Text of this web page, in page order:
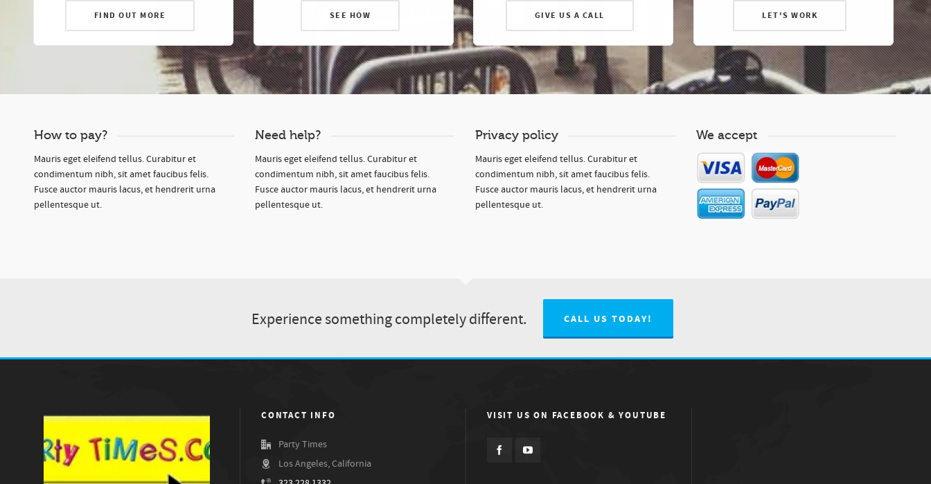
FIND OUT MORE SEE HOW GIVE US A CALL LET'S WORK
How to pay?
Mauris eget eleifend tellus. Curabitur et
condimentum nibh, sit amet faucibus felis.
Fusce auctor mauris lacus, et hendrerit urna
pellentesque ut.
Need help?
Mauris eget eleifend tellus. Curabitur et
condimentum nibh, sit amet faucibus felis.
Fusce auctor mauris lacus, et hendrerit urna
pellentesque ut.
Privacy policy
Mauris eget eleifend tellus. Curabitur et
condimentum nibh, sit amet faucibus felis.
Fusce auctor mauris lacus, et hendrerit urna
pellentesque ut.
We accept
Experience something completely different. CALL US TODAY!
CONTACT INFO
Party Times
Los Angeles, California
VISIT US ON FACEBOOK & YOUTUBE